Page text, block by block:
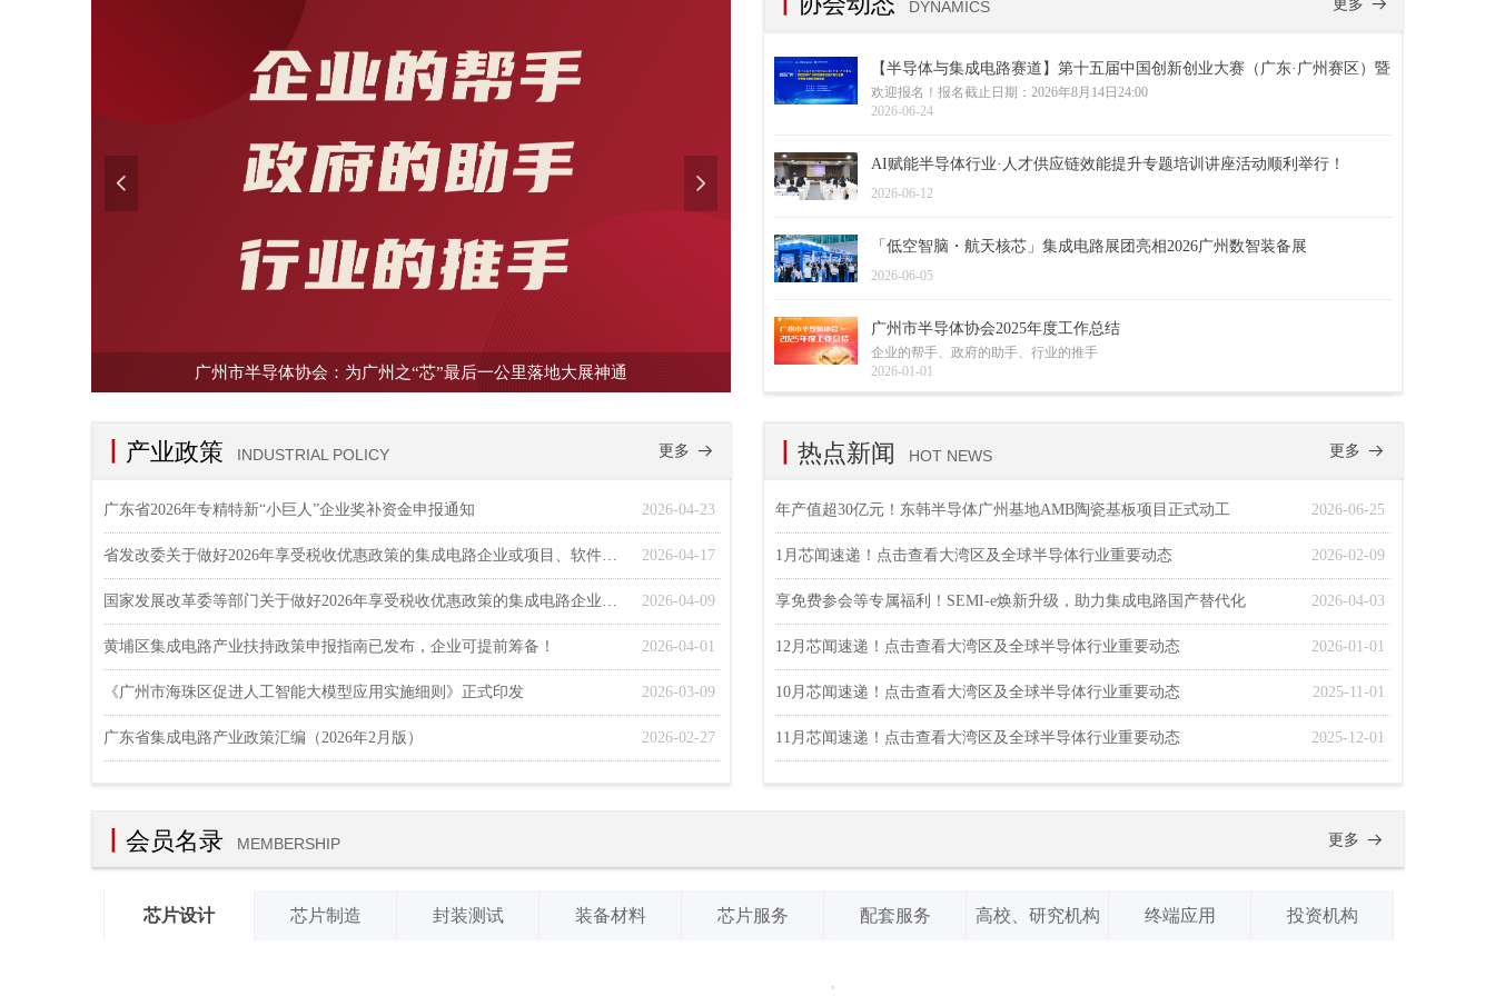
DYNAMICS 更多 뀠
【半导体与集成电路赛道】第十五届中国创新创业大赛（广东·广州赛区）暨
2026年广州科技创新创业大赛行业赛报名启动！
欢迎报名！报名截止日期：2026年8月14日24:00
2026-06-24
AI赋能半导体行业·人才供应链效能提升专题培训讲座活动顺利举行！
2026-06-12
「低空智脑・航天核芯」集成电路展团亮相2026广州数智装备展
2026-06-05
广州市半导体协会2025年度工作总结
企业的帮手、政府的助手、行业的推手
2026-01-01
2026-06-25
年产值超30亿元！东韩半导体广州基地AMB陶瓷基板项目正式动工
2026-02-09
1月芯闻速递！点击查看大湾区及全球半导体行业重要动态
2026-04-03
享免费参会等专属福利！SEMI-e焕新升级，助力集成电路国产替代化
2026-01-01
12月芯闻速递！点击查看大湾区及全球半导体行业重要动态
2025-11-01
10月芯闻速递！点击查看大湾区及全球半导体行业重要动态
2025-12-01
11月芯闻速递！点击查看大湾区及全球半导体行业重要动态
丨 热点新闻 HOT NEWS 更多 뀠
丨 产业政策 INDUSTRIAL POLICY 更多 뀠
2026-04-23
广东省2026年专精特新“小巨人”企业奖补资金申报通知
2026-04-17
省发改委关于做好2026年享受税收优惠政策的集成电路企业或项目、软件企业清单制定工作的通知
2026-04-09
国家发展改革委等部门关于做好2026年享受税收优惠政策的集成电路企业或项目、软件企业清单制定工作的通知
2026-04-01
黄埔区集成电路产业扶持政策申报指南已发布，企业可提前筹备！
2026-03-09
《广州市海珠区促进人工智能大模型应用实施细则》正式印发
2026-02-27
广东省集成电路产业政策汇编（2026年2月版）
丨 会员名录 MEMBERSHIP 更多 뀠
芯片设计 芯片制造 封装测试 装备材料 芯片服务 配套服务 高校、研究机构 终端应用 投资机构
广州市半导体协会：为广州之“芯”最后一公里落地大展神通 广州市半导体协会2025年度工作总结
넳 넲